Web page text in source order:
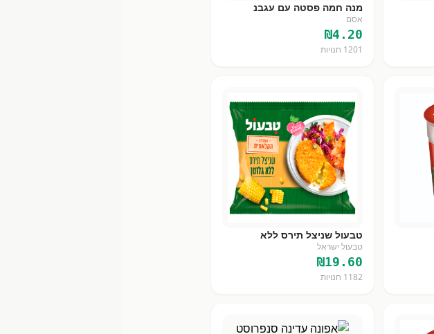
מנה חמה פסטה עם עגבנ
אסם
₪4.20
1201 חנויות
טבעול שניצל תירס ללא
טבעול ישראל
₪19.60
1182 חנויות